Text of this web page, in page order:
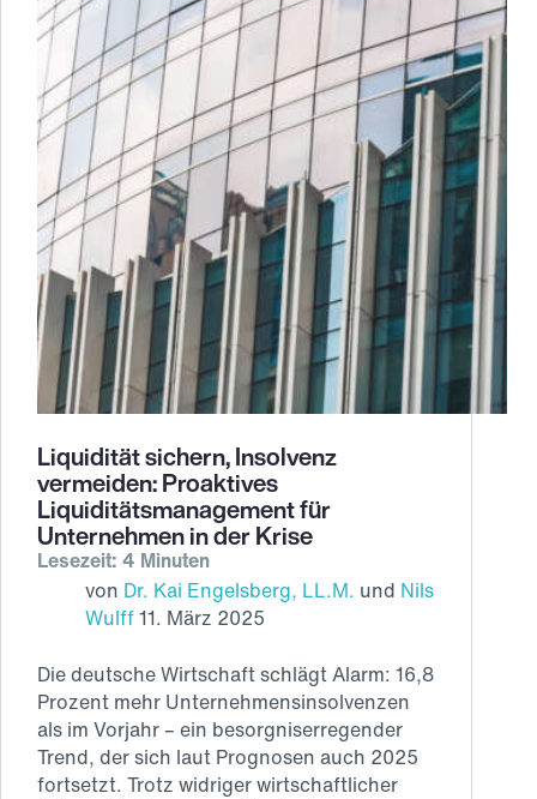
Liquidität sichern, Insolvenz
vermeiden: Proaktives
Liquiditätsmanagement für
Unternehmen in der Krise
Lesezeit: 4 Minuten
von Dr. Kai Engelsberg, LL.M. und Nils
Wulff11. März 2025
Die deutsche Wirtschaft schlägt Alarm: 16,8
Prozent mehr Unternehmensinsolvenzen
als im Vorjahr – ein besorgniserregender
Trend, der sich laut Prognosen auch 2025
fortsetzt. Trotz widriger wirtschaftlicher